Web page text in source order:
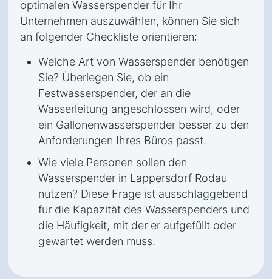
optimalen Wasserspender für Ihr
Unternehmen auszuwählen, können Sie sich
an folgender Checkliste orientieren:
Welche Art von Wasserspender benötigen
Sie? Überlegen Sie, ob ein
Festwasserspender, der an die
Wasserleitung angeschlossen wird, oder
ein Gallonenwasserspender besser zu den
Anforderungen Ihres Büros passt.
Wie viele Personen sollen den
Wasserspender in Lappersdorf Rodau
nutzen? Diese Frage ist ausschlaggebend
für die Kapazität des Wasserspenders und
die Häufigkeit, mit der er aufgefüllt oder
gewartet werden muss.